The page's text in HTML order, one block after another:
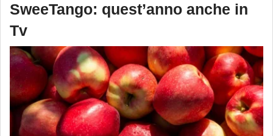
SweeTango: quest’anno anche in
Tv